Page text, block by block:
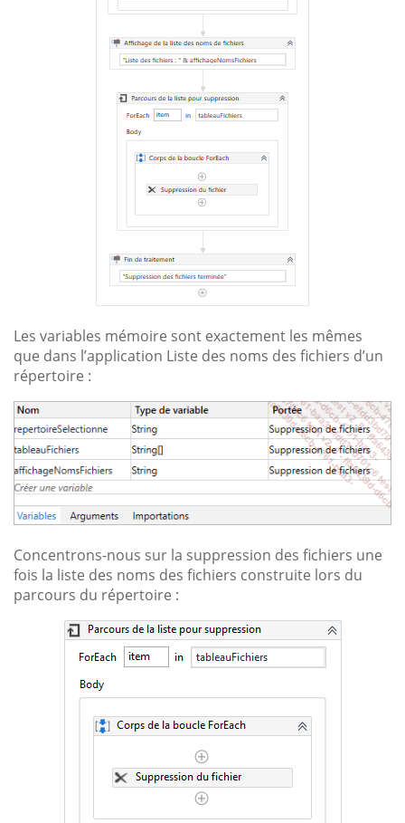
Les variables mémoire sont exactement les mêmes
que dans l’application Liste des noms des fichiers d’un
répertoire :
Concentrons-nous sur la suppression des fichiers une
fois la liste des noms des fichiers construite lors du
parcours du répertoire :